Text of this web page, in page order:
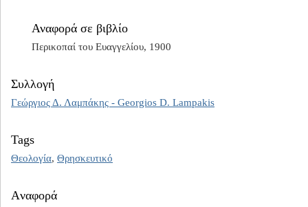
Αναφορά σε βιβλίο
Περικοπαί του Ευαγγελίου, 1900
Συλλογή
Γεώργιος Δ. Λαμπάκης - Georgios D. Lampakis
Tags
Θεολογία, Θρησκευτικό
Aναφορά